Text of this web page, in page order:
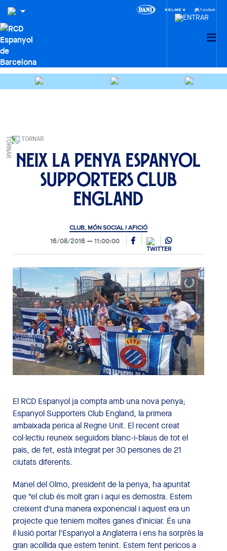
TORNAR
Neix la penya Espanyol
Supporters Club
England
CLUB, MÓN SOCIAL I AFICIÓ
16/08/2016 11:00:00
El RCD Espanyol ja compta amb una nova penya;
Espanyol Supporters Club England, la primera
ambaixada perica al Regne Unit. El recent creat
col·lectiu reuneix seguidors blanc-i-blaus de tot el
país, de fet, està integrat per 30 persones de 21
ciutats diferents.
Manel del Olmo, president de la penya, ha apuntat
que "el club és molt gran i aquí es demostra. Estem
creixent d'una manera exponencial i aquest era un
projecte que teníem moltes ganes d’iniciar. És una
il·lusió portar l'Espanyol a Anglaterra i ens ha sorprès la
gran acollida que estem tenint. Estem fent pericos a